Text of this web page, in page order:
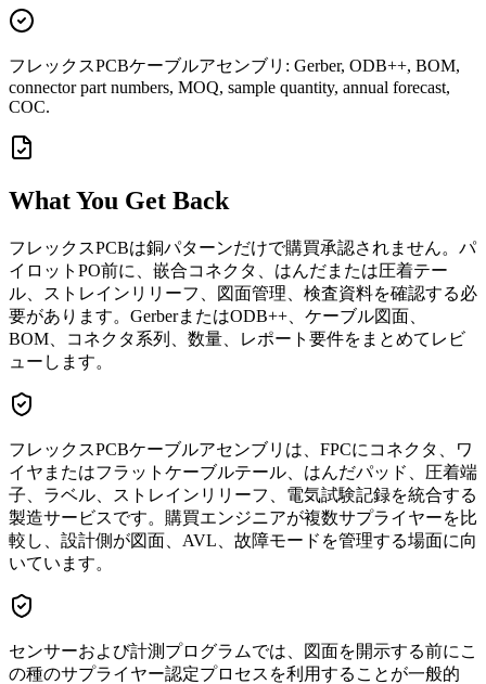
フレックスPCBケーブルアセンブリ: Gerber, ODB++, BOM,
connector part numbers, MOQ, sample quantity, annual forecast,
COC.
What You Get Back
フレックスPCBは銅パターンだけで購買承認されません。パ
イロットPO前に、嵌合コネクタ、はんだまたは圧着テー
ル、ストレインリリーフ、図面管理、検査資料を確認する必
要があります。GerberまたはODB++、ケーブル図面、
BOM、コネクタ系列、数量、レポート要件をまとめてレビ
ューします。
フレックスPCBケーブルアセンブリは、FPCにコネクタ、ワ
イヤまたはフラットケーブルテール、はんだパッド、圧着端
子、ラベル、ストレインリリーフ、電気試験記録を統合する
製造サービスです。購買エンジニアが複数サプライヤーを比
較し、設計側が図面、AVL、故障モードを管理する場面に向
いています。
センサーおよび計測プログラムでは、図面を開示する前にこ
の種のサプライヤー認定プロセスを利用することが一般的